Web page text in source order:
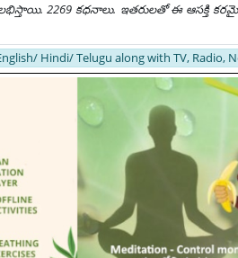
2269 కధనాలు. ఇతరులతో ఈ ఆసక్తి కరమైన
Hindi/ Telugu along with TV, Radio,